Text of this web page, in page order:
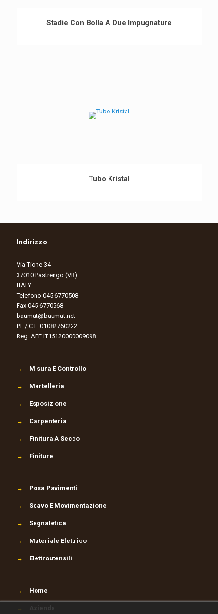
Stadie Con Bolla A Due Impugnature
Tubo Kristal
Indirizzo
Via Tione 34
37010 Pastrengo (VR)
ITALY
Telefono 045 6770508
Fax 045 6770568
baumat@baumat.net
P.I. / C.F. 01082760222
Reg. AEE IT15120000009098
→ Misura E Controllo
→ Martelleria
→ Esposizione
→ Carpenteria
→ Finitura A Secco
→ Finiture
→ Posa Pavimenti
→ Scavo E Movimentazione
→ Segnaletica
→ Materiale Elettrico
→ Elettroutensili
→ Home
Azienda